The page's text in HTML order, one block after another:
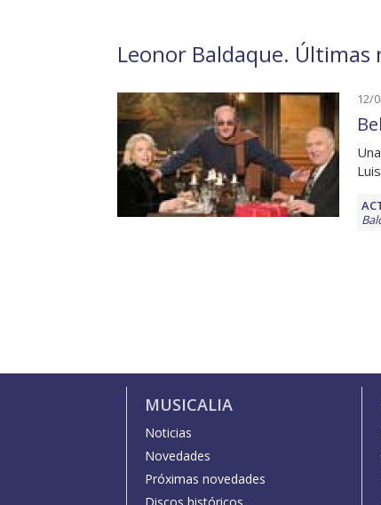
Leonor Baldaque. Últimas
12/
MUSICALIA
Noticias
Novedades
Próximas novedades